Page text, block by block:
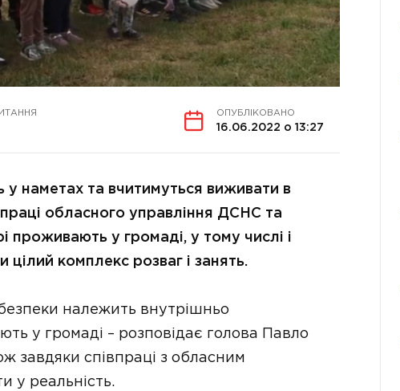
ОПУБЛІКОВАНО
16.06.2022 о 13:27
наметах та вчитимуться виживати в
обласного управління ДСНС та
проживають у громаді, у тому числі і
цілий комплекс розваг і занять.
безпеки належить внутрішньо
у громаді – розповідає голова Павло
завдяки співпраці з обласним
у реальність.